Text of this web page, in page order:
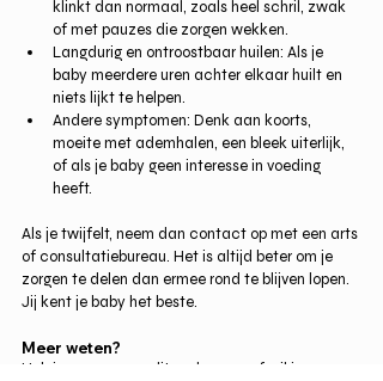
klinkt dan normaal, zoals heel schril, zwak
of met pauzes die zorgen wekken.
Langdurig en ontroostbaar huilen: Als je
baby meerdere uren achter elkaar huilt en
niets lijkt te helpen.
Andere symptomen: Denk aan koorts,
moeite met ademhalen, een bleek uiterlijk,
of als je baby geen interesse in voeding
heeft.
Als je twijfelt, neem dan contact op met een arts
of consultatiebureau. Het is altijd beter om je
zorgen te delen dan ermee rond te blijven lopen.
Jij kent je baby het beste.
Meer weten?
Heb je vragen over dit onderwerp of wil je er meer